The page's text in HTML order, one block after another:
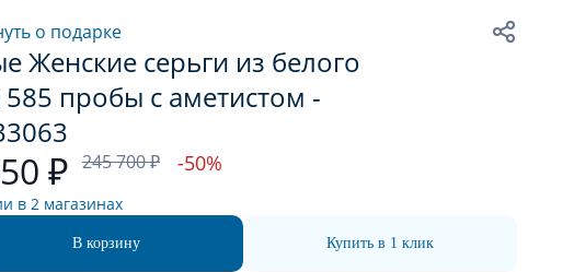
о подарке
Женские серьги из белого
585 пробы с аметистом -
₽ 245 700 ₽ -50%
в 2 магазинах
В корзину Купить в 1 клик